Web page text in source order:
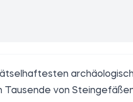
Tausende von